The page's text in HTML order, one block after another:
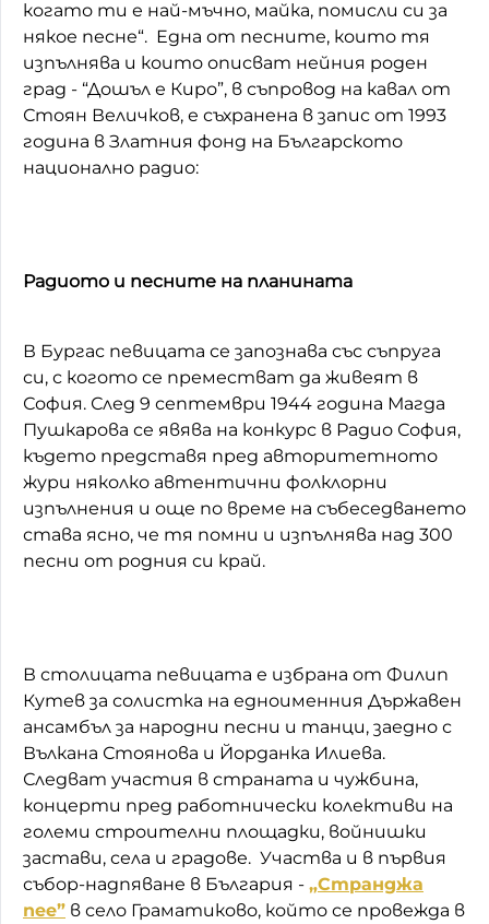
когато ти е най-мъчно, майка, помисли си за
някое песне“. Една от песните, които тя
изпълнява и които описват нейния роден
град - “Дошъл е Киро”, в съпровод на кавал от
Стоян Величков, е съхранена в запис от 1993
година в Златния фонд на Българското
национално радио:
Радиото и песните на планината
В Бургас певицата се запознава със съпруга
си, с когото се преместват да живеят в
София. След 9 септември 1944 година Магда
Пушкарова се явява на конкурс в Радио София,
където представя пред авторитетното
жури няколко автентични фолклорни
изпълнения и още по време на събеседването
става ясно, че тя помни и изпълнява над 300
песни от родния си край.
В столицата певицата е избрана от Филип
Кутев за солистка на едноименния Държавен
ансамбъл за народни песни и танци, заедно с
Вълкана Стоянова и Йорданка Илиева.
Следват участия в страната и чужбина,
концерти пред работнически колективи на
големи строителни площадки, войнишки
застави, села и градове. Участва и в първия
събор-надпяване в България - „Странджа
пее” в село Граматиково, който се провежда в